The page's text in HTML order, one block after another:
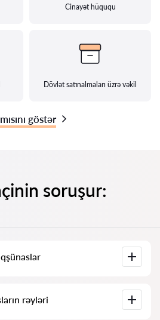
Cinayət hüququ
Dövlət satınalmaları üzrə vəkil
göstər
soruşur:
rəylər, telefon nömrəsi və ünvan.
rəyləri